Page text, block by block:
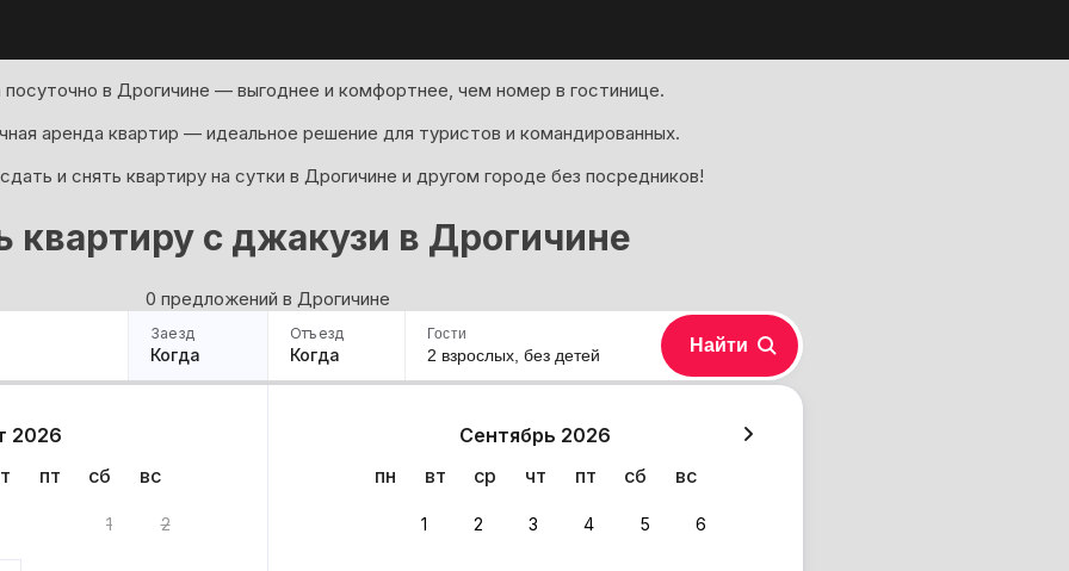
посуточно в Дрогичине — выгоднее и комфортнее, чем номер в гостинице.
аренда квартир — идеальное решение для туристов и командированных.
и снять квартиру на сутки в Дрогичине и другом городе без посредников!
квартиру с джакузи в Дрогичине
0 предложений в Дрогичине
Заезд
Когда
Отъезд
Когда
2026
пт сб вс
1 2
Сентябрь 2026
пн
вт ср чт пт сб вс
1 2 3 4 5 6
Гости
2 взрослых, без детей Найти